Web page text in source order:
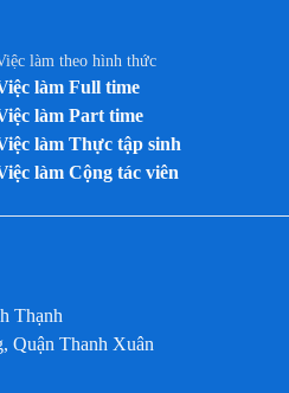
làm theo hình thức
làm Full time
làm Part time
làm Thực tập sinh
làm Cộng tác viên
Thạnh
Quận Thanh Xuân